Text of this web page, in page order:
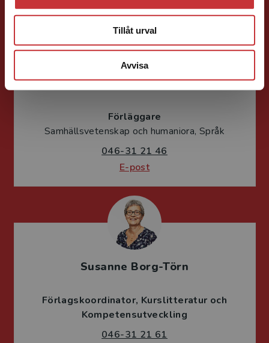
Tillåt urval
Avvisa
Caroline Boussard
Förläggare
Samhällsvetenskap och humaniora, Språk
046-31 21 46
E-post
Susanne Borg-Törn
Förlagskoordinator Kurslitteratur och
Kompetensutveckling
046-31 21 61